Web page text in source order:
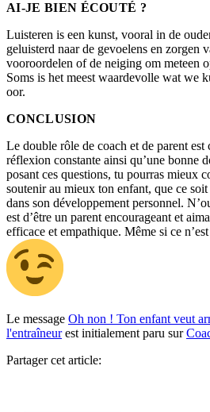
AI-JE BIEN ÉCOUTÉ ?
Luisteren is een kunst, vooral in de
geluisterd naar de gevoelens en zorgen
vooroordelen of de neiging om meteen
Soms is het meest waardevolle wat we
oor.
CONCLUSION
Le double rôle de coach et de parent est
réflexion constante ainsi qu’une bonne
posant ces questions, tu pourras mieux
soutenir au mieux ton enfant, que ce
dans son développement personnel.
est d’être un parent encourageant et
efficace et empathique. Même si ce
Le message Oh non ! Ton enfant veut
l'entraîneurest initialement paru sur
Partager cet article: